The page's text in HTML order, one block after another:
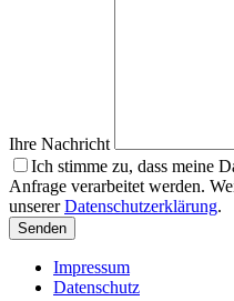
Ihre Nachricht
Ich stimme zu, dass meine
Anfrage verarbeitet werden.
unsererDatenschutzerklärung.
Impressum
Datenschutz